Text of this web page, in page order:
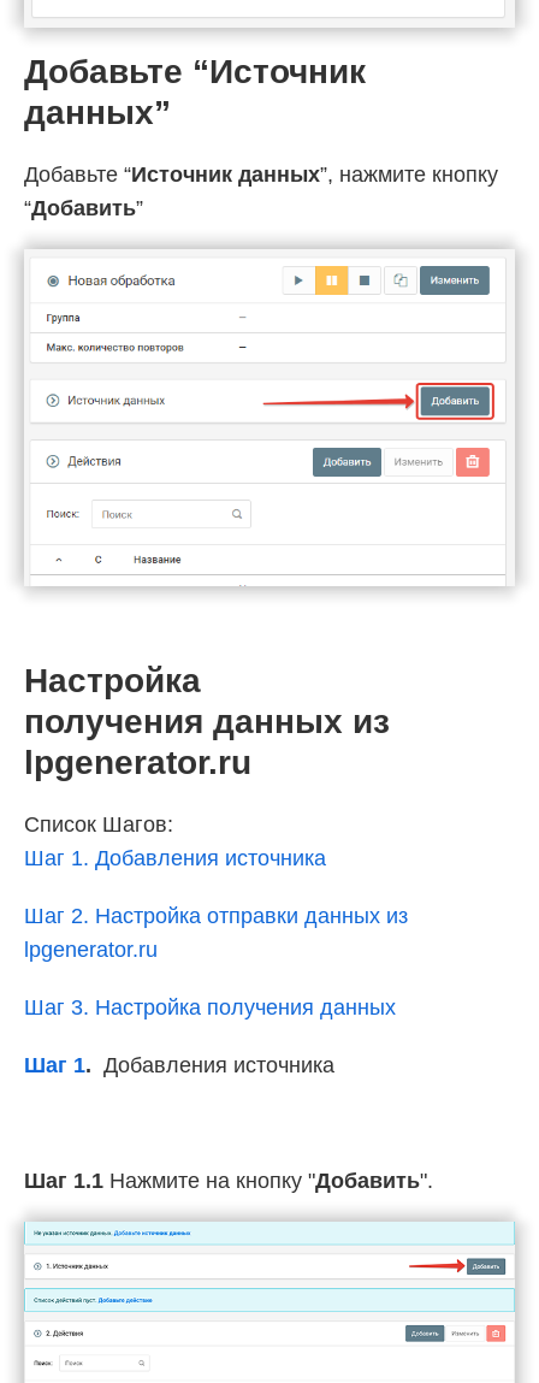
Добавьте “Источник
данных”
Добавьте “Источник данных”, нажмите кнопку
“Добавить”
Настройка
получения данных из
lpgenerator.ru
Список Шагов:
Шаг 1. Добавления источника
Шаг 2. Настройка отправки данных из
lpgenerator.ru
Шаг 3. Настройка получения данных
Шаг 1. Добавления источника
Шаг 1.1 Нажмите на кнопку "Добавить".